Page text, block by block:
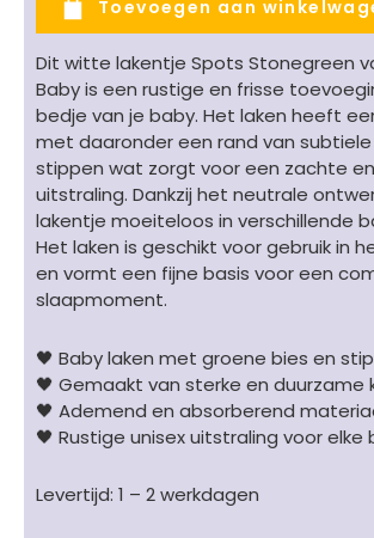
cm
-
stippenprint
wit/groen
aantal
Toevoegen aan
Dit witte lakentje Spots Stonegreen
Baby is een rustige en frisse
bedje van je baby. Het laken heeft
met daaronder een rand van
stippen wat zorgt voor een zachte
uitstraling. Dankzij het neutrale
lakentje moeiteloos in verschillende
Het laken is geschikt voor gebruik in
en vormt een fijne basis voor een
slaapmoment.
🖤 Baby laken met groene bies en
🖤 Gemaakt van sterke en duurzame
🖤 Ademend en absorberend
🖤 Rustige unisex uitstraling voor elke
Levertijd: 1 – 2 werkdagen